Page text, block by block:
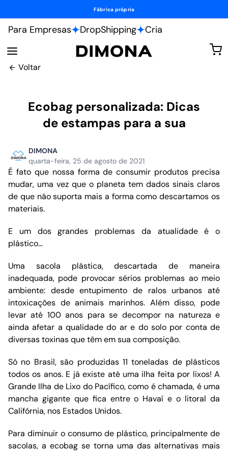
Fábrica própria
Para Empresas DropShipping Cria
Voltar
Ecobag personalizada: Dicas
de estampas para a sua
DIMONA
quarta-feira, 25 de agosto de 2021
É fato que nossa forma de consumir produtos precisa
mudar, uma vez que o planeta tem dados sinais claros
de que não suporta mais a forma como descartamos os
materiais.
E um dos grandes problemas da atualidade é o
plástico…
Uma sacola plástica, descartada de maneira
inadequada, pode provocar sérios problemas ao meio
ambiente: desde entupimento de ralos urbanos até
intoxicações de animais marinhos. Além disso, pode
levar até 100 anos para se decompor na natureza e
ainda afetar a qualidade do ar e do solo por conta de
diversas toxinas que têm em sua composição.
Só no Brasil, são produzidas 11 toneladas de plásticos
todos os anos. E já existe até uma ilha feita por lixos! A
Grande Ilha de Lixo do Pacífico, como é chamada, é uma
mancha gigante que fica entre o Havaí e o litoral da
Califórnia, nos Estados Unidos.
Para diminuir o consumo de plástico, principalmente de
sacolas, a ecobag se torna uma das alternativas mais